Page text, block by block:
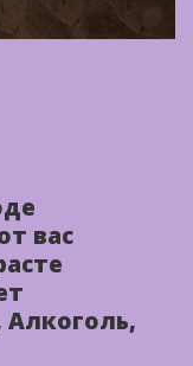
вас
Алкоголь,